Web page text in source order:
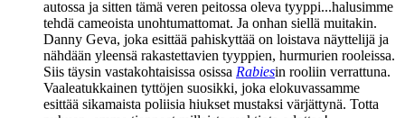
autossa ja sitten tämä veren peitossa oleva tyyppi...halusimme
tehdä cameoista unohtumattomat. Ja onhan siellä muitakin.
Danny Geva, joka esittää pahiskyttää on loistava näyttelijä ja
nähdään yleensä rakastettavien tyyppien, hurmurien rooleissa.
Siis täysin vastakohtaisissa osissa Rabiesin rooliin verrattuna.
Vaaleatukkainen tyttöjen suosikki, joka elokuvassamme
esittää sikamaista poliisia hiukset mustaksi värjättynä. Totta